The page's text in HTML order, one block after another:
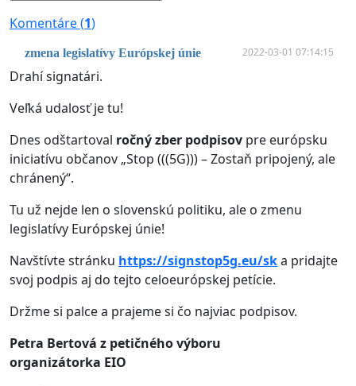
Komentáre (1)
zmena legislatívy Európskej únie 2022-03-01 07:14:15
Drahí signatári.
Veľká udalosť je tu!
Dnes odštartoval ročný zber podpisov pre európsku
iniciatívu občanov „Stop (((5G))) – Zostaň pripojený, ale
chránený“.
Tu už nejde len o slovenskú politiku, ale o zmenu
legislatívy Európskej únie!
Navštívte stránku https://signstop5g.eu/ska pridajte
svoj podpis aj do tejto celoeurópskej petície.
Držme si palce a prajeme si čo najviac podpisov.
Petra Bertová z petičného výboru
organizátorka EIO